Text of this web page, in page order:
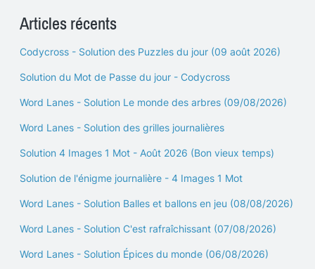
Articles récents
Codycross - Solution des Puzzles du jour (09 août 2026)
Solution du Mot de Passe du jour - Codycross
Word Lanes - Solution Le monde des arbres (09/08/2026)
Word Lanes - Solution des grilles journalières
Solution 4 Images 1 Mot - Août 2026 (Bon vieux temps)
Solution de l'énigme journalière - 4 Images 1 Mot
Word Lanes - Solution Balles et ballons en jeu (08/08/2026)
Word Lanes - Solution C'est rafraîchissant (07/08/2026)
Word Lanes - Solution Épices du monde (06/08/2026)